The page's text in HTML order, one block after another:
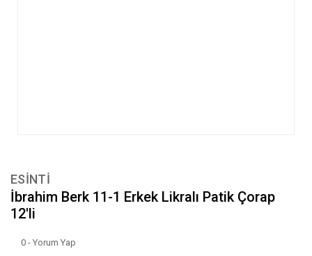
ESİNTİ
İbrahim Berk 11-1 Erkek Likralı Patik Çorap
12'li
0 - Yorum Yap